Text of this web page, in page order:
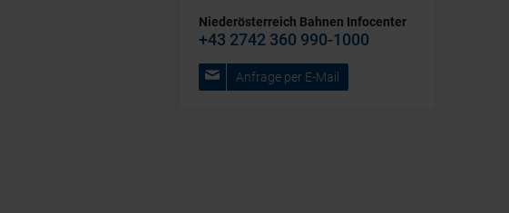
Niederösterreich Bahnen Infocenter
+43 2742 360 990-1000
Anfrage per E-Mail